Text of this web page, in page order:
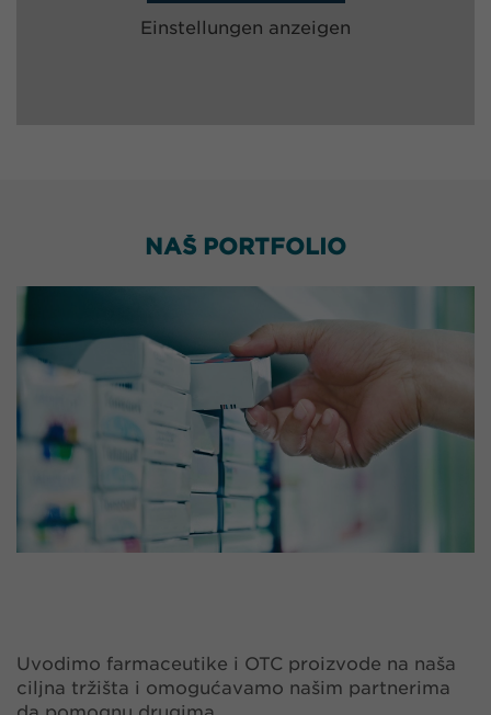
Einstellungen anzeigen
NAŠ PORTFOLIO
Uvodimo farmaceutike i OTC proizvode na naša
ciljna tržišta i omogućavamo našim partnerima